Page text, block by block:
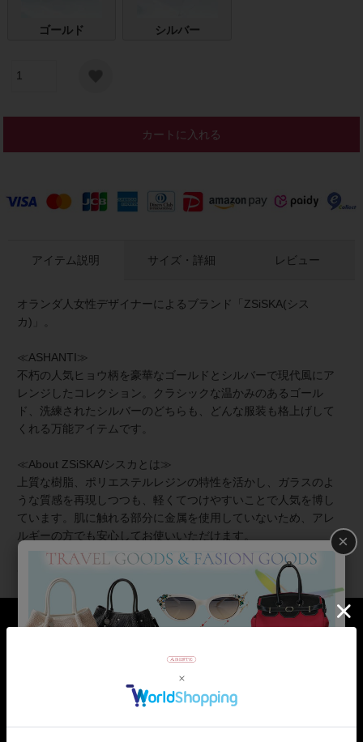
ゴールド シルバー
カートに入れる
アイテム説明
オランダ人女性デザイナーによるブランド「ZSiSKA(シス
カ)」。
≪ASHANTI≫
不朽の人気ヒョウ柄を豪華なゴールドとシルバーで現代風にア
レンジしたコレクション。クラシックな温かみのあるゴール
ド、洗練されたシルバーのどちらも、どんな服装も格上げして
くれる万能アイテムです。
≪About ZSiSKA/シスカとは≫
上質な樹脂、ポリエステルレジンの特性を活かし、ガラスのよ
うな質感を再現しつつも、軽くてつけやすいことで人気を博し
ています。肌に触れる部分に金属を使用していないため、アレ
ルギーの方でも安心してお使いいただけます。
＞こちら
サイズ・詳細 レビュー
×